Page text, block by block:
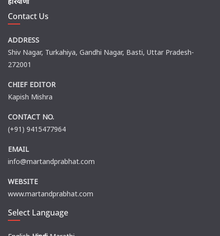
Contact Us
ADDRESS
Shiv Nagar, Turkahiya, Gandhi Nagar, Basti, Uttar Pradesh-
272001
CHIEF EDITOR
Kapish Mishra
CONTACT NO.
(+91) 9415477964
EMAIL
info@martandprabhat.com
WEBSITE
www.martandprabhat.com
Select Language